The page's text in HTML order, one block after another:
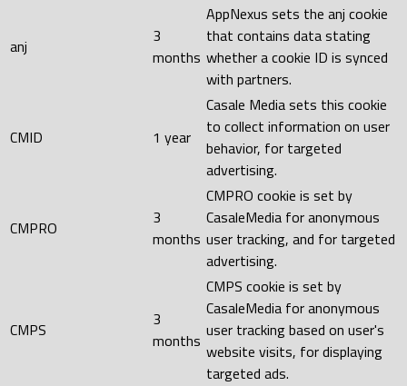
anj
3
months
AppNexus sets the anj cookie
that contains data stating
whether a cookie ID is synced
with partners.
CMID 1 year
Casale Media sets this cookie
to collect information on user
behavior, for targeted
advertising.
CMPRO
3
months
CMPRO cookie is set by
CasaleMedia for anonymous
user tracking, and for targeted
advertising.
CMPS
3
months
CMPS cookie is set by
CasaleMedia for anonymous
user tracking based on user's
website visits, for displaying
targeted ads.